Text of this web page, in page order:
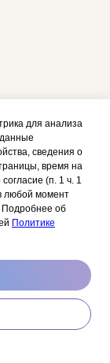
для анализа
сведения о
время на
(п. 1 ч. 1
любой момент
Подробнее об
Политике
обработку
данных